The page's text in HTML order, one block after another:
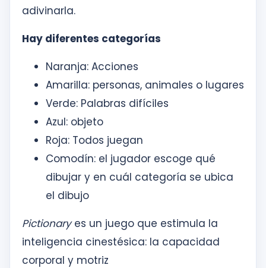
adivinarla.
Hay diferentes categorías
Naranja: Acciones
Amarilla: personas, animales o lugares
Verde: Palabras difíciles
Azul: objeto
Roja: Todos juegan
Comodín: el jugador escoge qué
dibujar y en cuál categoría se ubica
el dibujo
Pictionaryes un juego que estimula la
inteligencia cinestésica: la capacidad
corporal y motriz